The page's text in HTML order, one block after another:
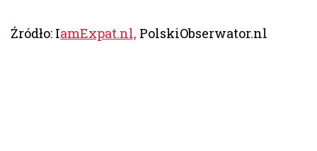
Źródło: IamExpat.nl, PolskiObserwator.nl